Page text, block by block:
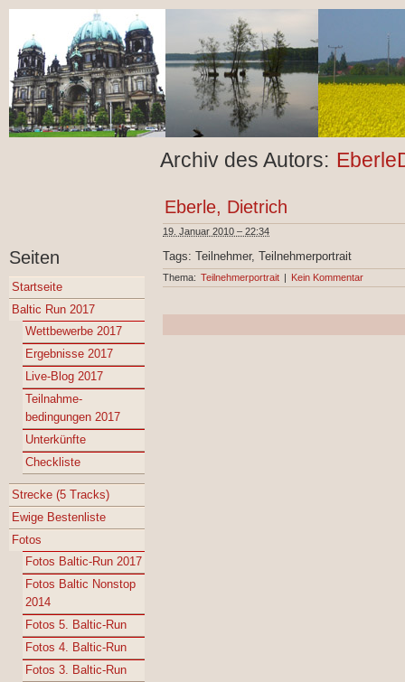
Seiten
Startseite
Baltic Run 2017
Wettbewerbe 2017
Ergebnisse 2017
Live-Blog 2017
Teilnahme-
bedingungen 2017
Unterkünfte
Checkliste
Strecke (5 Tracks)
Ewige Bestenliste
Fotos
Fotos Baltic-Run 2017
Fotos Baltic Nonstop
2014
Fotos 5. Baltic-Run
Fotos 4. Baltic-Run
Fotos 3. Baltic-Run
Archiv des Autors:
Eberle, Dietrich
19. Januar 2010 – 22:34
Tags: Teilnehmer, Teilnehmerportrait
Thema: Teilnehmerportrait | Kein Kommentar